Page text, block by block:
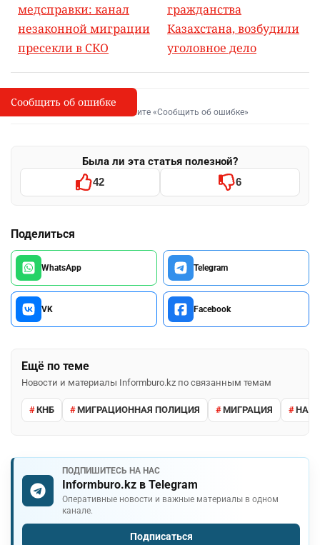
медсправки: канал
незаконной миграции
пресекли в СКО
гражданства
Казахстана, возбудили
уголовное дело
I
Сообщить об опечатке
Выделите фрагмент и нажмите «Сообщить об ошибке»
Была ли эта статья полезной?
42 6
Поделиться
WhatsApp Telegram
VK Facebook
Ещё по теме
Новости и материалы Informburo.kz по связанным темам
КНБ МИГРАЦИОННАЯ ПОЛИЦИЯ МИГРАЦИЯ
ПОДПИШИТЕСЬ НА НАС
Informburo.kz в Telegram
Оперативные новости и важные материалы в одном
канале.
Подписаться
Сообщить об ошибке